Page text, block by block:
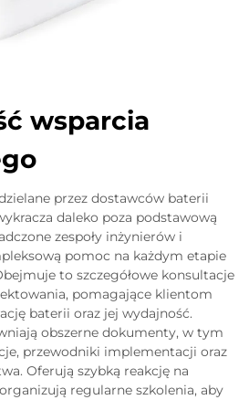
wsparcia
przez dostawców baterii
daleko poza podstawową
zespoły inżynierów i
pomoc na każdym etapie
to szczegółowe konsultacje
pomagające klientom
baterii oraz jej wydajność.
obszerne dokumenty, w tym
przewodniki implementacji oraz
Oferują szybką reakcję na
regularne szkolenia, aby